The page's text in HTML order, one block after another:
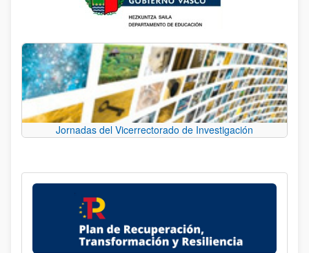
Jornadas del Vicerrectorado de Investigación